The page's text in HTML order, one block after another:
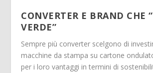
CONVERTER E BRAND CHE
VERDE”
Sempre più converter scelgono di
macchine da stampa su cartone
per i loro vantaggi in termini di